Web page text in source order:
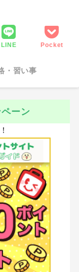
LINE Pocket
・習い事
ーン